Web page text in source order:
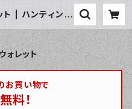
ト | ハンティント
ォレット
買い物で
料！